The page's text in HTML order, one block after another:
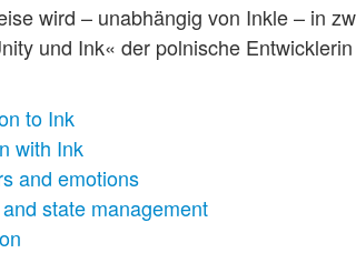
wird – unabhängig von Inkle – in
und Ink« der polnische Entwicklerin
to Ink
with Ink
and emotions
state management